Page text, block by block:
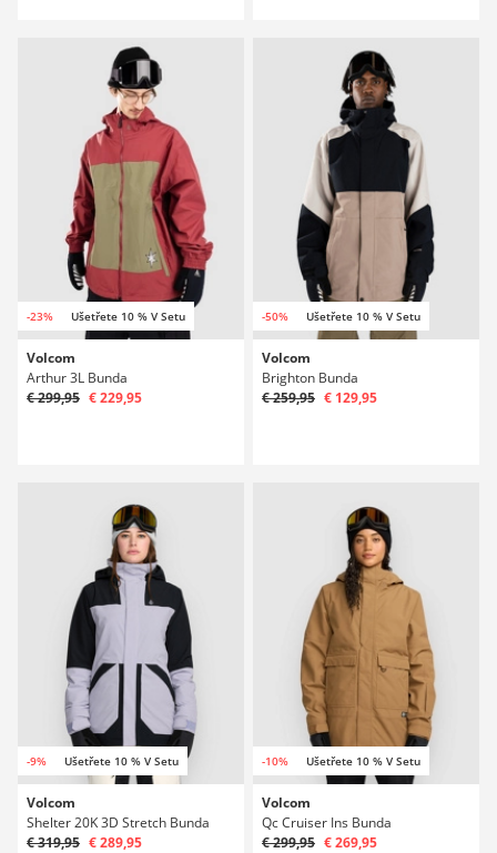
-23% Ušetřete 10 % V Setu
Volcom
Arthur 3L Bunda
€ 299,95 € 229,95
-50% Ušetřete 10 % V Setu
Volcom
Brighton Bunda
€ 259,95 € 129,95
-9% Ušetřete 10 % V Setu
Volcom
Shelter 20K 3D Stretch Bunda
€ 319,95 € 289,95
-10% Ušetřete 10 % V Setu
Volcom
Qc Cruiser Ins Bunda
€ 299,95 € 269,95